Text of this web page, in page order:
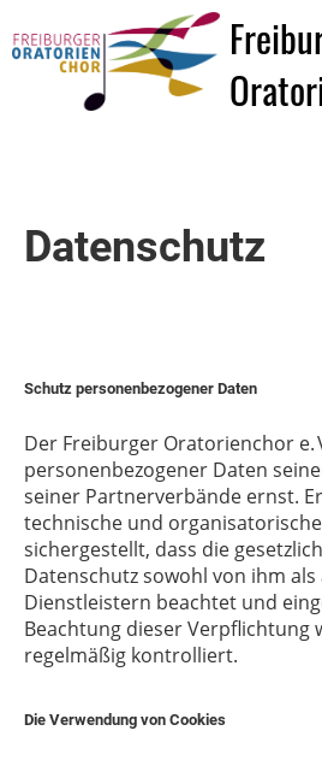
Datenschutz
Schutz personenbezogener Daten
Der Freiburger Oratorienchor e.
personenbezogener Daten
seiner Partnerverbände ernst.
technische und
sichergestellt, dass die
Datenschutz sowohl von ihm
Dienstleistern beachtet und
Beachtung dieser Verpflichtung
regelmäßig kontrolliert.
Die Verwendung von Cookies